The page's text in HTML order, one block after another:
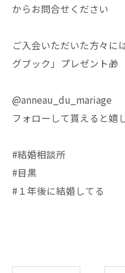
からお問合せください
ご入会いただいた方々に
グブック」プレゼント🎁
@anneau_du_mariage
フォローして貰えると嬉
#結婚相談所
#目黒
#１年後に結婚してる